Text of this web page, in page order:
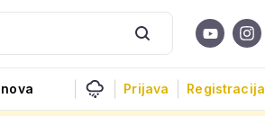
Prijava Registracija